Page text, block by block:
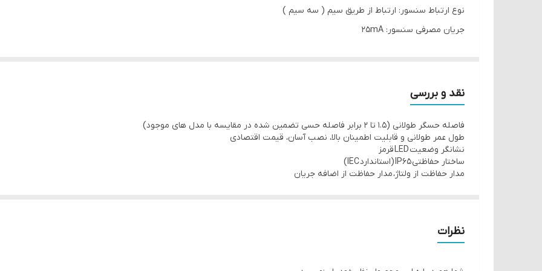
نوع ارتباط سنسور: ارتباط از طریق سیم ( سه سیم )
جریان مصرفی سنسور: 25mA
DC 1V Max. 1V / AC 10V Max. 10V
تاثیر دما سنسور:
ولتاژ قابل تحمل سنسور:
1500VAC 50/60Hz for 1minute
نقد و بررسی
فاصله حسگر طولانی (1.5 تا 2 برابر فاصله حسی تضمین شده در مقایسه با مدل های موجود)
طول عمر طولانی و قابلیت اطمینان بالا، نصب آسان، قیمت اقتصادی
نشانگر وضعیت LED قرمز
ساختار حفاظتی IP65 (استاندارد IEC)
مدار حفاظت از ولتاژ، مدار حفاظت از اضافه جریان
نظرات